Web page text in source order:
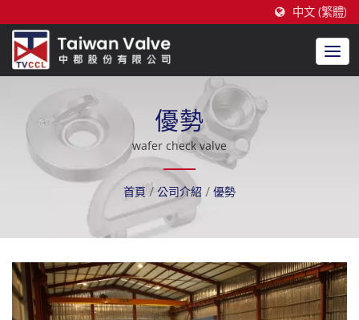
中文 (繁體)
優勢
wafer check valve
首頁 / 公司介紹 / 優勢